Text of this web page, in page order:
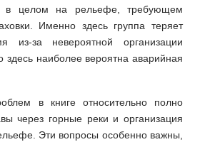
в целом на рельефе, требующем
Именно здесь группа теряет
из-за невероятной организации
наиболее вероятна аварийная
в книге относительно полно
через горные реки и организация
Эти вопросы особенно важны,